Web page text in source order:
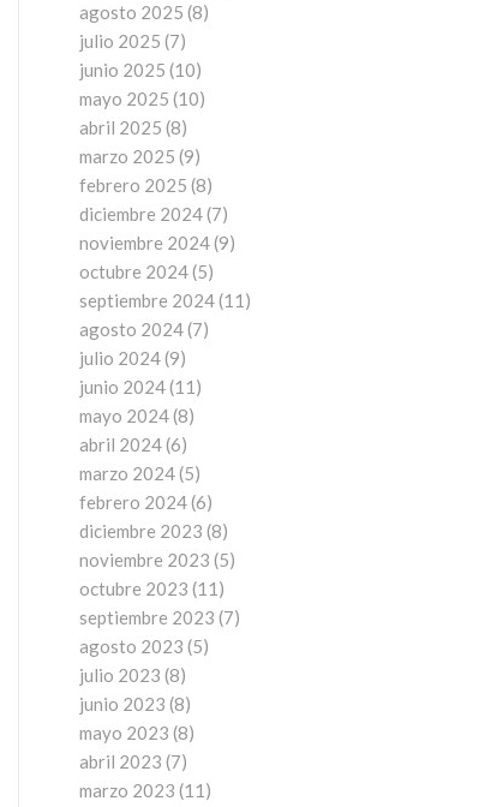
agosto 2025 (8)
julio 2025 (7)
junio 2025 (10)
mayo 2025 (10)
abril 2025 (8)
marzo 2025 (9)
febrero 2025 (8)
diciembre 2024(7)
noviembre 2024(9)
octubre 2024(5)
septiembre 2024(11)
agosto 2024(7)
julio 2024(9)
junio 2024(11)
mayo 2024(8)
abril 2024(6)
marzo 2024(5)
febrero 2024(6)
diciembre 2023 (8)
noviembre 2023 (5)
octubre 2023 (11)
septiembre 2023 (7)
agosto 2023 (5)
julio 2023 (8)
junio 2023 (8)
mayo 2023 (8)
abril 2023 (7)
marzo 2023 (11)